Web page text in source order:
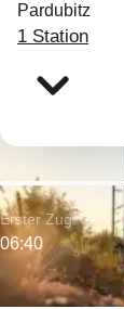
Pardubitz
1 Station
Erster Zug:
06:40